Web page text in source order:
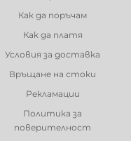
Как да поръчам
Как да платя
Условия за доставка
Връщане на стоки
Рекламации
Политика за
поверителност